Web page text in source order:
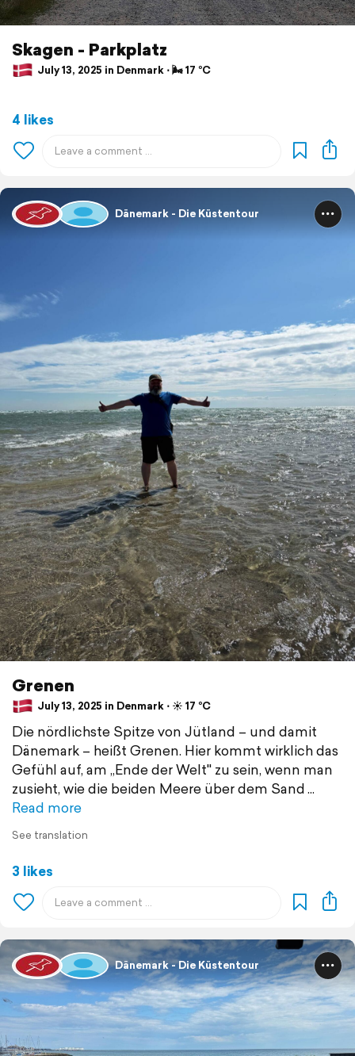
Skagen - Parkplatz
July 13, 2025 in Denmark ⋅ 🌬 17 °C
4 likes
Dänemark - Die Küstentour
Grenen
July 13, 2025 in Denmark ⋅ ☀️ 17 °C
Die nördlichste Spitze von Jütland – und damit
Dänemark – heißt Grenen. Hier kommt wirklich das
Gefühl auf, am „Ende der Welt" zu sein, wenn man
zusieht, wie die beiden Meere über dem Sand
Read more
See translation
3 likes
Dänemark - Die Küstentour